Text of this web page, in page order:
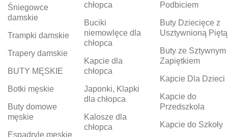
Śniegowce
damskie
Trampki damskie
Trapery damskie
BUTY MĘSKIE
Botki męskie
Buty domowe
męskie
Espadryle męskie
chłopca
Buciki
niemowlęce dla
chłopca
Kapcie dla
chłopca
Japonki, Klapki
dla chłopca
Kalosze dla
chłopca
Podbiciem
Buty Dziecięce z
Usztywnioną Piętą
Buty ze Sztywnym
Zapiętkiem
Kapcie Dla Dzieci
Kapcie do
Przedszkola
Kapcie do Szkoły